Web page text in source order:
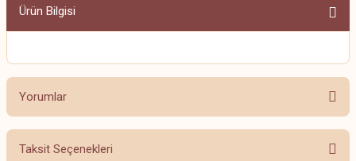
Ürün Bilgisi
Yorumlar
Taksit Seçenekleri